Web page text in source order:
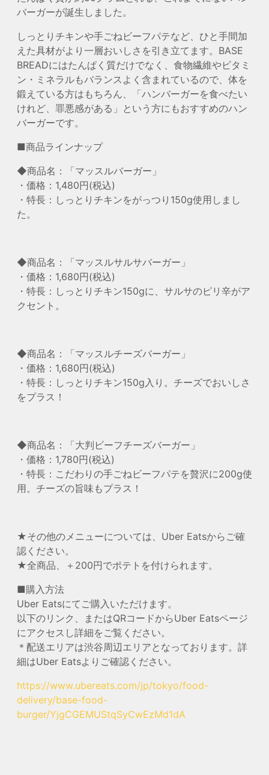
バーガーが誕生しました。
しっとりチキンや手ごねビーフパテなど、ひと手間加
えた具材がより一層おいしさを引き立てます。BASE
BREADにはたんぱく質だけでなく、食物繊維やビタミ
ン・ミネラルもバランスよく含まれているので、体を
鍛えている方はもちろん、「ハンバーガーを食べたい
けれど、罪悪感がある」という方にもおすすめのハン
バーガーです。
■商品ラインナップ
◆商品名：「マッスルバーガー」
・価格：1,480円(税込)
・特長：しっとりチキンをがっつり150g使用しまし
た。
◆商品名：「マッスルサルサバーガー」
・価格：1,680円(税込)
・特長：しっとりチキン150gに、サルサのピリ辛がア
クセント。
◆商品名：「マッスルチーズバーガー」
・価格：1,680円(税込)
・特長：しっとりチキン150g入り。チーズでおいしさ
をプラス！
◆商品名：「大判ビーフチーズバーガー」
・価格：1,780円(税込)
・特長：こだわりの手ごねビーフパテを贅沢に200g使
用。チーズの旨味もプラス！
★その他のメニューについては、Uber Eatsからご確
認ください。
★全商品、＋200円でポテトを付けられます。
■購入方法
Uber Eatsにてご購入いただけます。
以下のリンク、またはQRコードからUber Eatsページ
にアクセスし詳細をご覧ください。
＊配送エリアは渋谷周辺エリアとなっております。詳
細はUber Eatsよりご確認ください。
https://www.ubereats.com/jp/tokyo/food-
delivery/base-food-
burger/YjgCGEMUStqSyCwEzMd1dA